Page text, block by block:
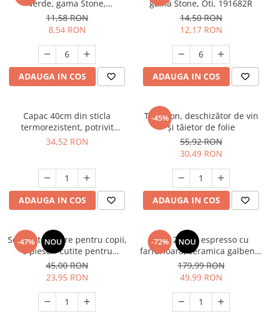
verde, gama Stone,
Oti,191683V
11,58 RON
8,54 RON
ADAUGA IN COS
gama Stone, Oti, 191682R
14,50 RON
12,17 RON
ADAUGA IN COS
Capac 40cm din sticla
termorezistent, potrivit
pentru cratita, tigaie
34,52 RON
ADAUGA IN COS
-45%
Tirbușon, deschizător de vin
și tăietor de folie
55,92 RON
30,49 RON
ADAUGA IN COS
-47% NOU
Set cutite sigure pentru copii,
6 piese – cutite pentru
legume, fructe, paine, salate,
prajituri – maner ergonomic,
margini ondulate, din plastic
durabil
45,00 RON
23,95 RON
-72% NOU
Set 12 cesti espresso cu
farfurioara, ceramica galbena,
100 ml
179,99 RON
49,99 RON